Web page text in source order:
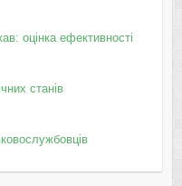
оцінка ефективності
станів